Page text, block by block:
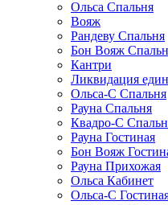
Ольса Спальня
Вояж
Рандеву Спальня
Бон Вояж
Кантри
Ликвидация
Ольса-С Спальня
Рауна Спальня
Квадро-С
Рауна Гостиная
Бон Вояж
Рауна Прихожая
Ольса Кабинет
Ольса-С